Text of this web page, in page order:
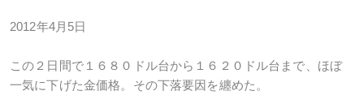
2012年4月5日
この２日間で１６８０ドル台から１６２０ドル台まで、ほぼ
一気に下げた金価格。その下落要因を纏めた。